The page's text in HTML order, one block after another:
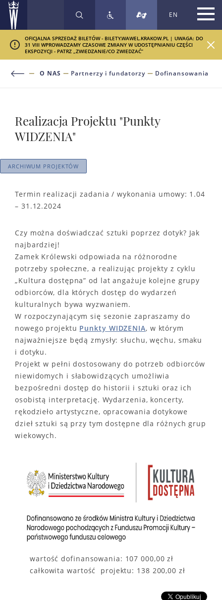
SZUKAJ EN
OFICJALNA SPRZEDAŻ BILETÓW - BILETY.WAWEL.KRAKOW.PL | UWAGA: DO
31 VIII WPROWADZAMY CZASOWE ZMIANY W UDOSTĘPNIANIU CZĘŚCI
EKSPOZYCJI - PATRZ „ZWIEDZANIE/CO ZWIEDZAĆ”
O NAS Partnerzy i fundatorzy Dofinansowania
Realizacja Projektu "Punkty
WIDZENIA"
ARCHIWUM PROJEKTÓW
Termin realizacji zadania / wykonania umowy: 1.04
– 31.12.2024
Czy można doświadczać sztuki poprzez dotyk? Jak
najbardziej!
Zamek Królewski odpowiada na różnorodne
potrzeby społeczne, a realizując projekty z cyklu
„Kultura dostępna” od lat angażuje kolejne grupy
odbiorców, dla których dostęp do wydarzeń
kulturalnych bywa wyzwaniem.
W rozpoczynającym się sezonie zapraszamy do
nowego projektu Punkty WIDZENIA, w którym
najważniejsze będą zmysły: słuchu, węchu, smaku
i dotyku.
Projekt w pełni dostosowany do potrzeb odbiorców
niewidomych i słabowidzących umożliwia
bezpośredni dostęp do historii i sztuki oraz ich
osobistą interpretację. Wydarzenia, koncerty,
rękodzieło artystyczne, opracowania dotykowe
dzieł sztuki są przy tym dostępne dla różnych grup
wiekowych.
wartość dofinansowania: 107 000,00 zł
całkowita wartość projektu: 138 200,00 zł